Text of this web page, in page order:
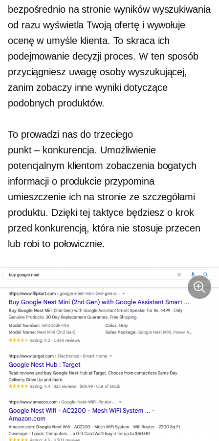
bezpośrednio na stronie wyników wyszukiwania
od razu wyświetla Twoją ofertę i wywołuje
ocenę w umyśle klienta. To skraca ich
podejmowanie decyzji proces. W ten sposób
przyciągniesz uwagę osoby wyszukującej,
zanim zobaczy inne wyniki dotyczące
podobnych produktów.
To prowadzi nas do trzeciego
punkt – konkurencja. Umożliwienie
potencjalnym klientom zobaczenia bogatych
informacji o produkcie przypomina
umieszczenie ich na stronie ze szczegółami
produktu. Dzięki tej taktyce będziesz o krok
przed konkurencją, która nie stosuje przecen
lub robi to połowicznie.